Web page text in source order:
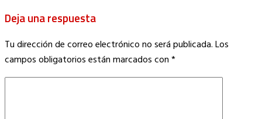
Deja una respuesta
Tu dirección de correo electrónico no será publicada.Los
campos obligatorios están marcados con*